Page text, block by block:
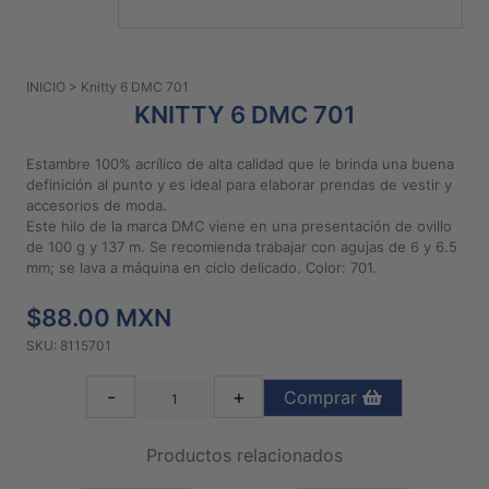
Preguntas
Privacidad
Políticas
Compra
2026
INICIO > Knitty 6 DMC 701
KNITTY 6 DMC 701
Estambre 100% acrílico de alta calidad que le brinda una buena
definición al punto y es ideal para elaborar prendas de vestir y
accesorios de moda.
Este hilo de la marca DMC viene en una presentación de ovillo
de 100 g y 137 m. Se recomienda trabajar con agujas de 6 y 6.5
mm; se lava a máquina en ciclo delicado. Color: 701.
$88.00 MXN
SKU: 8115701
- + Comprar
Productos relacionados